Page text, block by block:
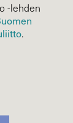
-lehden
.